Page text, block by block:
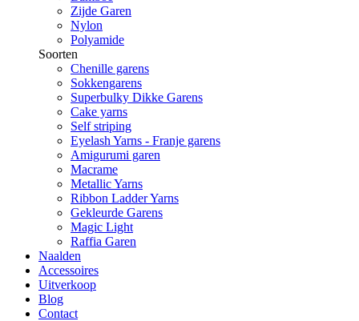
Zijde Garen
Nylon
Polyamide
Soorten
Chenille garens
Sokkengarens
Superbulky Dikke Garens
Cake yarns
Self striping
Eyelash Yarns - Franje garens
Amigurumi garen
Macrame
Metallic Yarns
Ribbon Ladder Yarns
Gekleurde Garens
Magic Light
Raffia Garen
Naalden
Accessoires
Uitverkoop
Blog
Contact